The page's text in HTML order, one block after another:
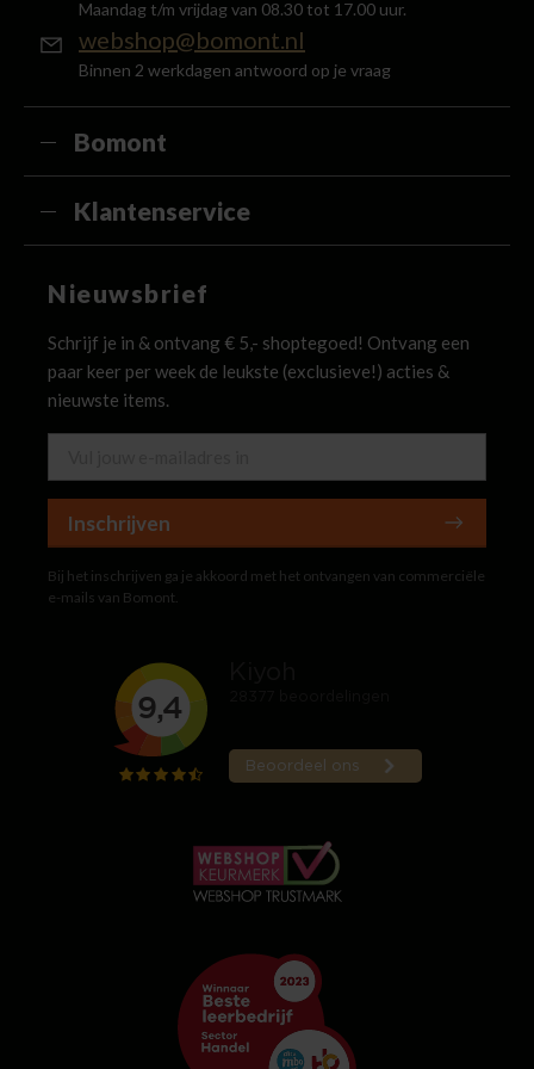
Maandag t/m vrijdag van 08.30 tot 17.00 uur.
webshop@bomont.nl
Binnen 2 werkdagen antwoord op je vraag
Bomont
Klantenservice
Nieuwsbrief
Schrijf je in & ontvang € 5,- shoptegoed! Ontvang een
paar keer per week de leukste (exclusieve!) acties &
nieuwste items.
Inschrijven
Bij het inschrijven ga je akkoord met het ontvangen van commerciële
e-mails van Bomont.